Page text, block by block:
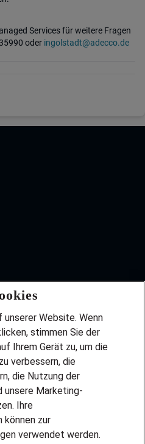
Services für weitere Fragen
oder ingolstadt@adecco.de
unserer Website. Wenn
stimmen Sie der
Ihrem Gerät zu, um die
verbessern, die
die Nutzung der
unsere Marketing-
Ihre
können zur
verwendet werden.